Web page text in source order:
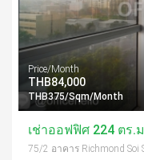
Price/Month
THB84,000
THB375/Sqm/Month